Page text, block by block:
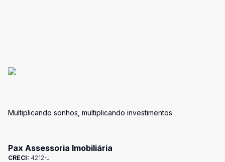
Multiplicando sonhos, multiplicando investimentos
Pax Assessoria Imobiliária
CRECI: 4212-J